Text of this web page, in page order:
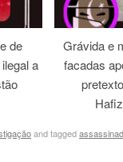
de
a
Grávida e
facadas
and tagged